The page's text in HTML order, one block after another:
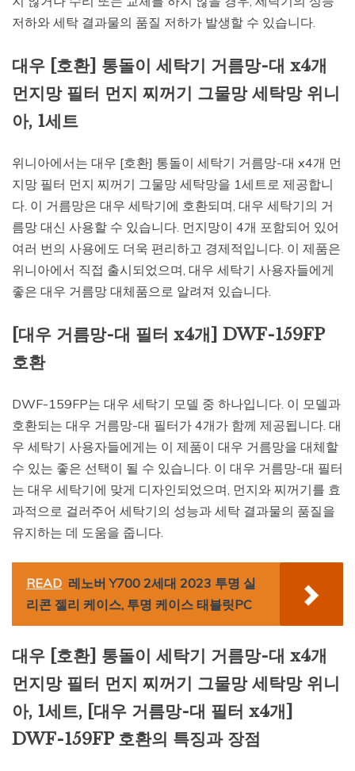
저하와 세탁 결과물의 품질 저하가 발생할 수 있습니다.
대우 [호환] 통돌이 세탁기 거름망-대 x4개
먼지망 필터 먼지 찌꺼기 그물망 세탁망 위니
아, 1세트
위니아에서는 대우 [호환] 통돌이 세탁기 거름망-대 x4개 먼
지망 필터 먼지 찌꺼기 그물망 세탁망을 1세트로 제공합니
다. 이 거름망은 대우 세탁기에 호환되며, 대우 세탁기의 거
름망 대신 사용할 수 있습니다. 먼지망이 4개 포함되어 있어
여러 번의 사용에도 더욱 편리하고 경제적입니다. 이 제품은
위니아에서 직접 출시되었으며, 대우 세탁기 사용자들에게
좋은 대우 거름망 대체품으로 알려져 있습니다.
[대우 거름망-대 필터 x4개] DWF-159FP
호환
DWF-159FP는 대우 세탁기 모델 중 하나입니다. 이 모델과
호환되는 대우 거름망-대 필터가 4개가 함께 제공됩니다. 대
우 세탁기 사용자들에게는 이 제품이 대우 거름망을 대체할
수 있는 좋은 선택이 될 수 있습니다. 이 대우 거름망-대 필터
는 대우 세탁기에 맞게 디자인되었으며, 먼지와 찌꺼기를 효
과적으로 걸러주어 세탁기의 성능과 세탁 결과물의 품질을
유지하는 데 도움을 줍니다.
READ 레노버 Y700 2세대 2023 투명 실
리콘 젤리 케이스, 투명 케이스 태블릿PC
대우 [호환] 통돌이 세탁기 거름망-대 x4개
먼지망 필터 먼지 찌꺼기 그물망 세탁망 위니
아, 1세트, [대우 거름망-대 필터 x4개]
DWF-159FP 호환의 특징과 장점